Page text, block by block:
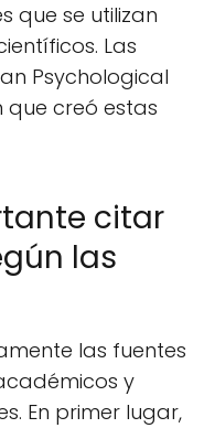
que se utilizan
Las
Psychological
que creó estas
citar
las
las fuentes
y
En primer lugar,